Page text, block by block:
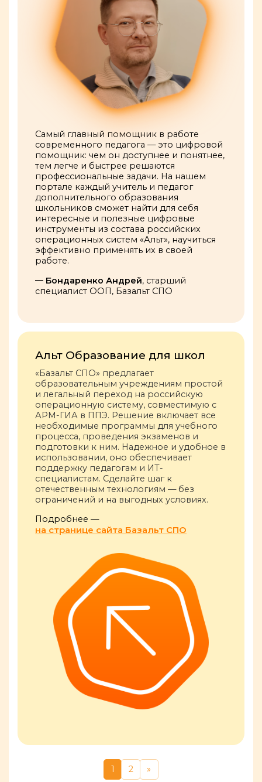
Самый главный помощник в работе
современного педагога — это цифровой
помощник: чем он доступнее и понятнее,
тем легче и быстрее решаются
профессиональные задачи. На нашем
портале каждый учитель и педагог
дополнительного образования
школьников сможет найти для себя
интересные и полезные цифровые
инструменты из состава российских
операционных систем «Альт», научиться
эффективно применять их в своей
работе.
— Бондаренко Андрей, старший
специалист ООП, Базальт СПО
Альт Образование для школ
«Базальт СПО» предлагает
образовательным учреждениям простой
и легальный переход на российскую
операционную систему, совместимую с
АРМ-ГИА в ППЭ. Решение включает все
необходимые программы для учебного
процесса, проведения экзаменов и
подготовки к ним. Надежное и удобное в
использовании, оно обеспечивает
поддержку педагогам и ИТ-
специалистам. Сделайте шаг к
отечественным технологиям — без
ограничений и на выгодных условиях.
Подробнее —
на странице сайта Базальт СПО
1 Page 1
2Page 2
»